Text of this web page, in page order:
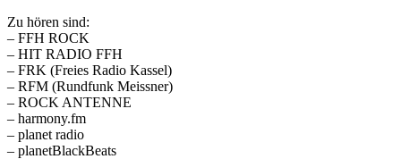
Zu hören sind:
– FFH ROCK
– HIT RADIO FFH
– FRK (Freies Radio Kassel)
– RFM (Rundfunk Meissner)
– ROCK ANTENNE
– harmony.fm
– planet radio
– planetBlackBeats